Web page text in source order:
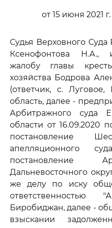
от 15 июня 2021
Судья Верховного
Ксенофонтова Н.А.,
жалобу главы
хозяйства Бодрова
(ответчик, с. Луговое,
область, далее -
Арбитражного суда
области от 16.09.2020
постановление
апелляционного
постановление
Дальневосточного
же делу по иску
ответственностью
Биробиджан, далее -
взыскании